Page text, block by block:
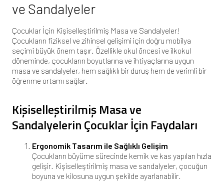
ve Sandalyeler
Çocuklar İçin Kişiselleştirilmiş Masa ve Sandalyeler!
Çocukların fiziksel ve zihinsel gelişimi için doğru mobilya
seçimi büyük önem taşır. Özellikle okul öncesi ve ilkokul
döneminde, çocukların boyutlarına ve ihtiyaçlarına uygun
masa ve sandalyeler, hem sağlıklı bir duruş hem de verimli bir
öğrenme ortamı sağlar.
Kişiselleştirilmiş Masa ve
Sandalyelerin Çocuklar İçin Faydaları
Ergonomik Tasarım ile Sağlıklı Gelişim
Çocukların büyüme sürecinde kemik ve kas yapıları hızla
gelişir. Kişiselleştirilmiş masa ve sandalyeler, çocuğun
boyuna ve kilosuna uygun şekilde ayarlanabilir.